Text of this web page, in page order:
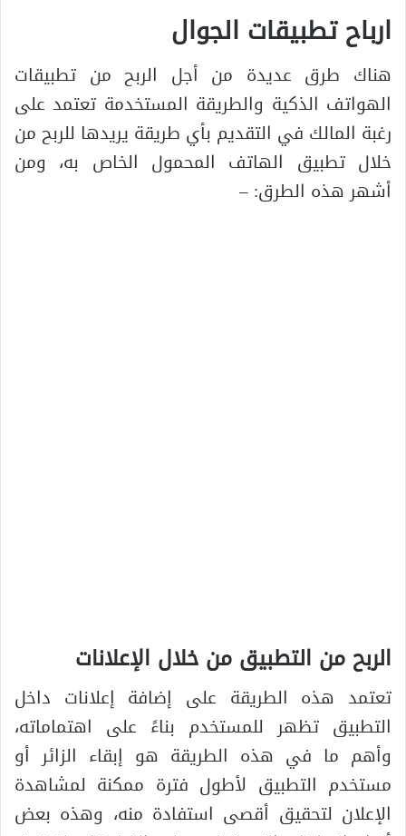
ارباح تطبيقات الجوال
هناك طرق عديدة من أجل الربح من تطبيقات
الهواتف الذكية والطريقة المستخدمة تعتمد على
رغبة المالك في التقديم بأي طريقة يريدها للربح من
خلال تطبيق الهاتف المحمول الخاص به، ومن
أشهر هذه الطرق: –
الربح من التطبيق من خلال الإعلانات
تعتمد هذه الطريقة على إضافة إعلانات داخل
التطبيق تظهر للمستخدم بناءً على اهتماماته،
وأهم ما في هذه الطريقة هو إبقاء الزائر أو
مستخدم التطبيق لأطول فترة ممكنة لمشاهدة
الإعلان لتحقيق أقصى استفادة منه، وهذه بعض